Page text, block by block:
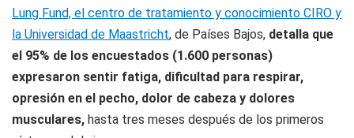
Lung Fund, el centro de tratamiento y conocimiento CIRO y
la Universidad de Maastricht, de Países Bajos, detalla que
el 95% de los encuestados (1.600 personas)
expresaron sentir fatiga, dificultad para respirar,
opresión en el pecho, dolor de cabeza y dolores
musculares, hasta tres meses después de los primeros